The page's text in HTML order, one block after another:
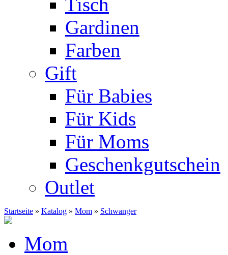
Gardinen
Farben
Gift
Für Babies
Für Kids
Für Moms
Geschenkgutschein
Outlet
Startseite » Katalog » Mom » Schwanger
Mom